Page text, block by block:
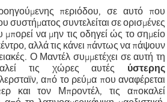
περιόδου, σε αυτό που
συστήματος συντελείται σε ορισμένες
να μην τις οδηγεί ώς το σημείο
αλλά τις κάνει πάντως να πάψουν
Ο Μαντέλ συμμετέχει σε αυτή τη
τις χώρες αυτές ύστερης
από το ρεύμα που αναφέρεται
και τον Μπροντέλ,τις αποκαλεί